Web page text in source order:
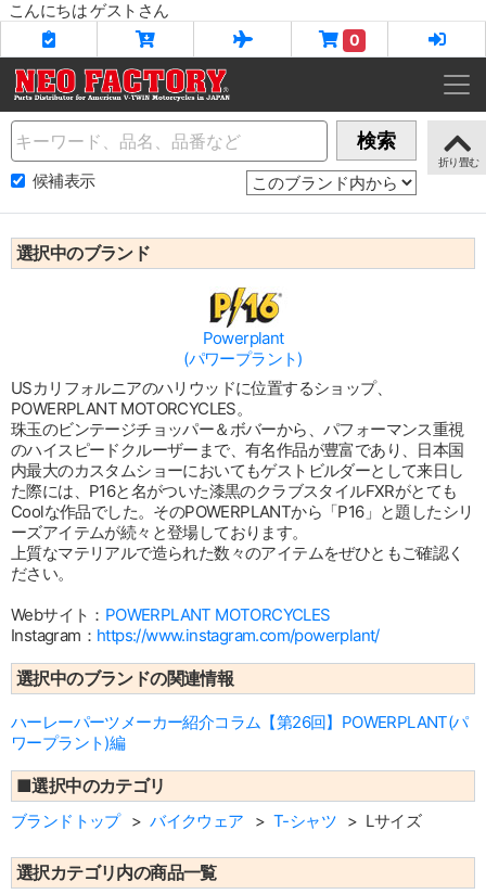
こんにちは ゲストさん
0
Name 検索
候補表示
選択中のブランド
Powerplant
(パワープラント)
USカリフォルニアのハリウッドに位置するショップ、
POWERPLANT MOTORCYCLES。
珠玉のビンテージチョッパー＆ボバーから、パフォーマンス重視
のハイスピードクルーザーまで、有名作品が豊富であり、日本国
内最大のカスタムショーにおいてもゲストビルダーとして来日し
た際には、P16と名がついた漆黒のクラブスタイルFXRがとても
Coolな作品でした。そのPOWERPLANTから「P16」と題したシリ
ーズアイテムが続々と登場しております。
上質なマテリアルで造られた数々のアイテムをぜひともご確認く
ださい。
Webサイト： POWERPLANT MOTORCYCLES
Instagram： https://www.instagram.com/powerplant/
選択中のブランドの関連情報
ハーレーパーツメーカー紹介コラム【第26回】POWERPLANT(パ
ワープラント)編
■選択中のカテゴリ
ブランドトップ バイクウェア T-シャツ Lサイズ
選択カテゴリ内の商品一覧